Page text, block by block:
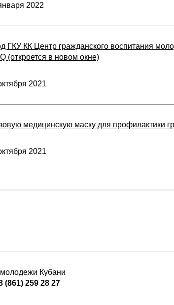
2022
ГКУ КК Центр гражданского воспитания
(откроется в новом окне)
2021
медицинскую маску для профилактики
2021
молодежи Кубани
(861) 259 28 27